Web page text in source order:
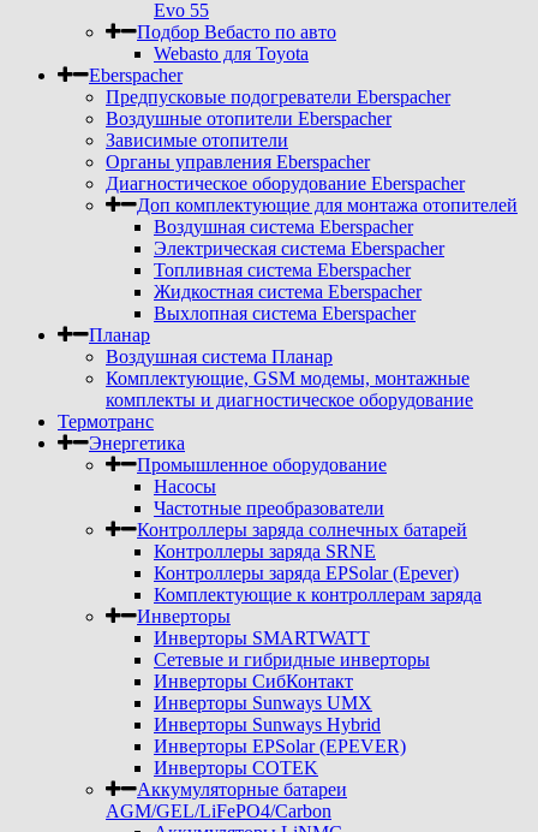
Evo 55
Подбор Вебасто по авто
Webasto для Toyota
Eberspacher
Предпусковые подогреватели Eberspacher
Воздушные отопители Eberspacher
Зависимые отопители
Органы управления Eberspacher
Диагностическое оборудование Eberspacher
Доп комплектующие для монтажа отопителей
Воздушная система Eberspacher
Электрическая система Eberspacher
Топливная система Eberspacher
Жидкостная система Eberspacher
Выхлопная система Eberspacher
Планар
Воздушная система Планар
Комплектующие, GSM модемы, монтажные
комплекты и диагностическое оборудование
Термотранс
Энергетика
Промышленное оборудование
Насосы
Частотные преобразователи
Контроллеры заряда солнечных батарей
Контроллеры заряда SRNE
Контроллеры заряда EPSolar (Epever)
Комплектующие к контроллерам заряда
Инверторы
Инверторы SMARTWATT
Сетевые и гибридные инверторы
Инверторы СибКонтакт
Инверторы Sunways UMX
Инверторы Sunways Hybrid
Инверторы EPSolar (EPEVER)
Инверторы COTEK
Аккумуляторные батареи
AGM/GEL/LiFePO4/Carbon